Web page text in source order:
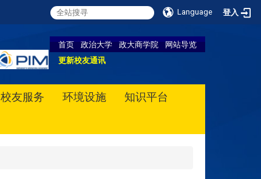
Language 登入
首页 政治大学 政大商学院
网站导览
更新校友通讯
校友服务 环境设施
知识平台